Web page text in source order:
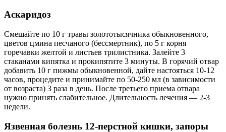
Аскаридоз
Смешайте по 10 г травы золототысячника обыкновенного,
цветов цмина песчаного (бессмертник), по 5 г корня
горечавки желтой и листьев трилистника. Залейте 3
стаканами кипятка и прокипятите 3 минуты. В горячий отвар
добавить 10 г пижмы обыкновенной, дайте настояться 10-12
часов, процедите и принимайте по 50-250 мл (в зависимости
от возраста) 3 раза в день. После третьего приема отвара
нужно принять слабительное. Длительность лечения — 2-3
недели.
Язвенная болезнь 12-перстной кишки, запоры